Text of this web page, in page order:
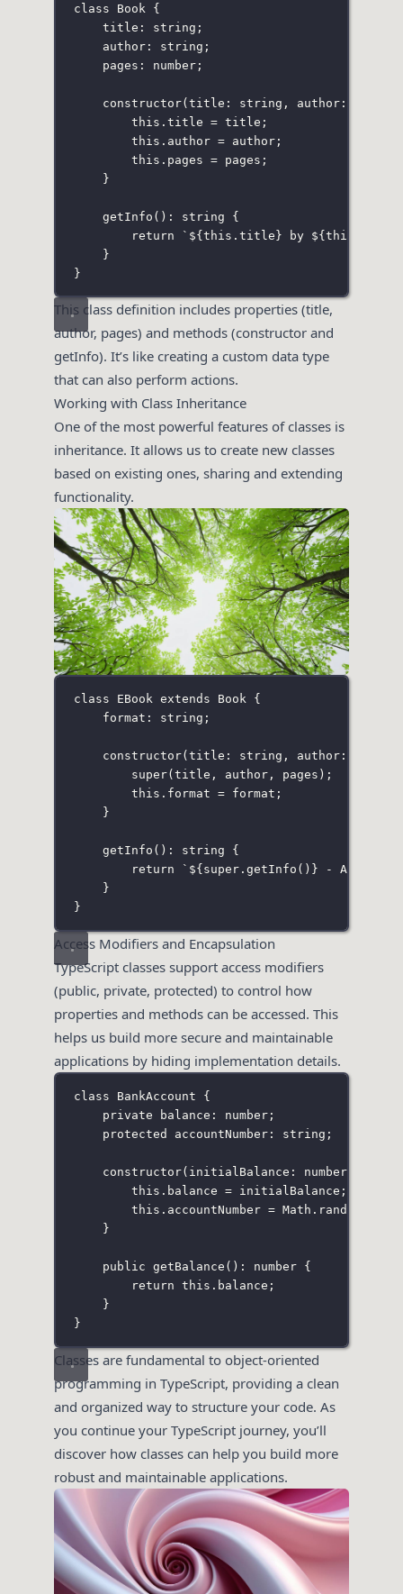
class Book {
title : string ;
author: string ;
pages : number;
constructor( title : string , author:
this .title = title;
this .author = author;
this .pages = pages;
}
getInfo () : string {
return
` ${ this .title } by ${ this
}
}
This class definition includes properties (title,
author, pages) and methods (constructor and
getInfo). It’s like creating a custom data type
that can also perform actions.
Working with Class Inheritance
One of the most powerful features of classes is
inheritance. It allows us to create new classes
based on existing ones, sharing and extending
functionality.
class EBook extends Book {
format : string ;
constructor( title : string , author:
super(title, author, pages);
this .format = format;
}
getInfo () : string {
return
` ${ super. getInfo () } -
}
}
Access Modifiers and Encapsulation
TypeScript classes support access modifiers
(public, private, protected) to control how
properties and methods can be accessed. This
helps us build more secure and maintainable
applications by hiding implementation details.
class BankAccount {
private balance : number;
protected
accountNumber: string ;
constructor( initialBalance : number) {
this .balance = initialBalance;
this .accountNumber = Math. random
}
public getBalance () : number {
return this .balance;
}
}
Classes are fundamental to object-oriented
programming in TypeScript, providing a clean
and organized way to structure your code. As
you continue your TypeScript journey, you’ll
discover how classes can help you build more
robust and maintainable applications.